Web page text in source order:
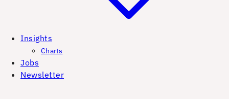
Insights
Charts
Jobs
Newsletter